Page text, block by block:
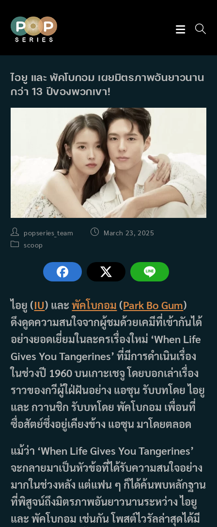
content
ไอยู และ พัคโบกอม เผยมิตรภาพอันยาวนาน
กว่า 13 ปีของพวกเขา!
Post
author:
popseries_team
PostMarch 23, 2025
Postscoop
ไอยู (IU) และพัคโบกอม (Park Bo Gum)
ดึงดูดความสนใจจากผู้ชมด้วยเคมีที่เข้ากันได้
อย่างยอดเยี่ยมในละครเรื่องใหม่ ‘When Life
Gives You Tangerines’ ที่มีการดำเนินเรื่อง
ในช่วงปี 1960 บนเกาะเชจู โดยบอกเล่าเรื่อง
ราวของกวีผู้ใฝ่ฝันอย่าง แอซุน รับบทโดย ไอยู
และ กวานชิก รับบทโดย พัคโบกอม เพื่อนที่
ซื่อสัตย์ซึ่งอยู่เคียงข้าง แอซุน มาโดยตลอด
แม้ว่า ‘When Life Gives You Tangerines’
จะกลายมาเป็นหัวข้อที่ได้รับความสนใจอย่าง
มากในช่วงหลัง แต่แฟน ๆ ก็ได้ค้นพบหลักฐาน
ที่พิสูจน์ถึงมิตรภาพอันยาวนานระหว่าง ไอยู
และ พัคโบกอม เช่นกัน โพสต์ไวรัลล่าสุดได้มี